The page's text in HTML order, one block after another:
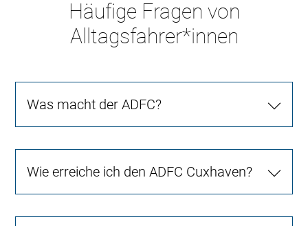
Häufige Fragen von
Alltagsfahrer*innen
Was macht der ADFC?
Wie erreiche ich den ADFC Cuxhaven?